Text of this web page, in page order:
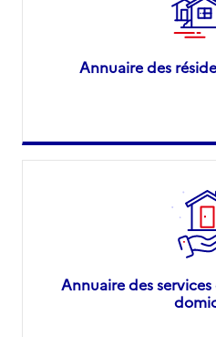
Annuaire des
Annuaire des services